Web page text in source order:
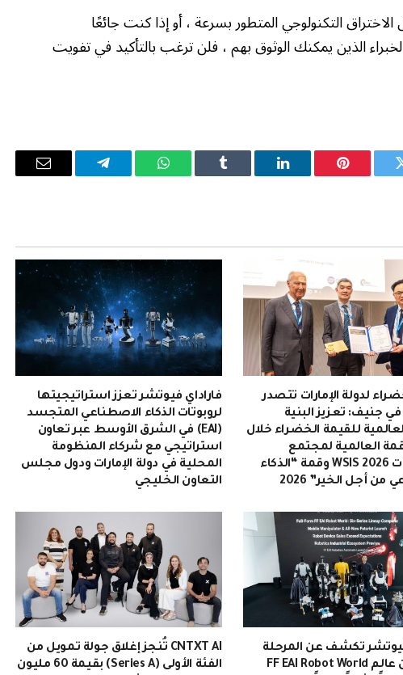
التكنولوجي المتطور بسرعة ، أو إذا كنت جائعًا
الذين يمكنك الوثوق بهم ، فلن ترغب بالتأكيد في تفويت
تويتر بينتيريستلينكدإن Tumblr واتساب تيلقرام
البريد
لدولة الإمارات تتصدر
جنيف: تعزيز البنية
للقيمة الخضراء خلال
العالمية لمجتمع
المعلومات WSIS 2026 وقمة “الذكاء
من أجل الخير” 2026
فاراداي فيوتشر تعزز استراتيجيتها
لروبوتات الذكاء الاصطناعي المتجسد
(EAI) في الشرق الأوسط عبر تعاون
استراتيجي مع شركاء المنظومة
المحلية في دولة الإمارات ودول مجلس
التعاون الخليجي
فيوتشر تكشف عن المرحلة
الثانية من عالم FF EAI Robot World
CNTXT AI تُنجز إغلاق جولة تمويل من
الفئة الأولى (Series A) بقيمة 60 مليون